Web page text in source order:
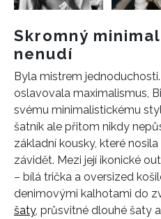
Skromný
nenudí
Byla mistrem
oslavovala maximalismus,
svému minimalistickému
šatník ale přitom nikdy
základní kousky, které
závidět. Mezi její ikonické
– bílá trička a oversized
denimovými kalhotami do
šaty, průsvitné dlouhé šaty